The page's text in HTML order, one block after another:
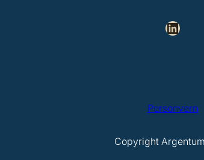
Personvern
Copyright